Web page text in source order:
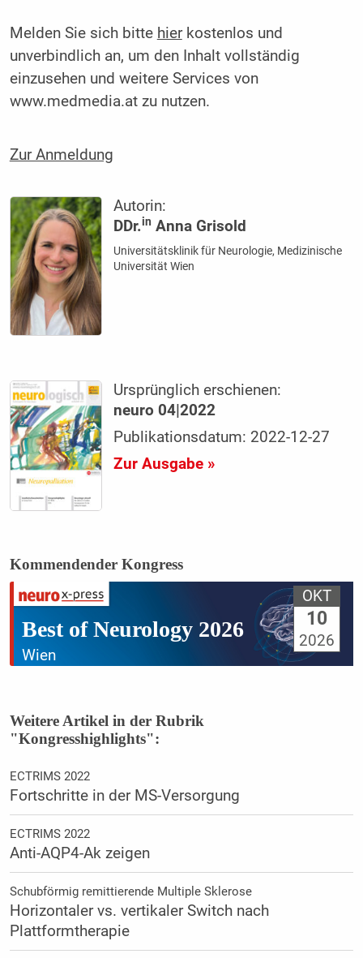
Melden Sie sich bitte hierkostenlos und
unverbindlich an, um den Inhalt vollständig
einzusehen und weitere Services von
www.medmedia.at zu nutzen.
Zur Anmeldung
Autorin:
DDr.in Anna Grisold
Universitätsklinik für Neurologie, Medizinische
Universität Wien
Ursprünglich erschienen:
neuro 04|2022
Publikationsdatum: 2022-12-27
Zur Ausgabe »
Kommendender Kongress
Best of Neurology 2026
Wien
OKT
10
2026
Weitere Artikel in der Rubrik
"Kongresshighlights":
ECTRIMS 2022
Fortschritte in der MS-Versorgung
ECTRIMS 2022
Anti-AQP4-Ak zeigen
Schubförmig remittierende Multiple Sklerose
Horizontaler vs. vertikaler Switch nach
Plattformtherapie